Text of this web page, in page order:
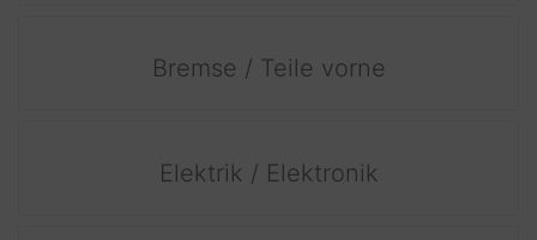
Bremse / Teile vorne
Elektrik / Elektronik